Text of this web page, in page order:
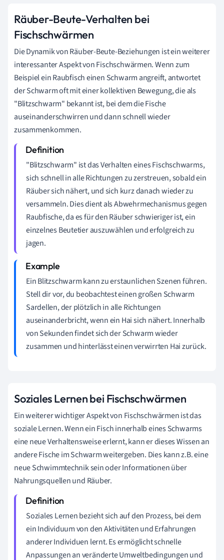
Räuber-Beute-Verhalten bei
Fischschwärmen
Die Dynamik von Räuber-Beute-Beziehungen ist ein weiterer
interessanter Aspekt von Fischschwärmen. Wenn zum
Beispiel ein Raubfisch einen Schwarm angreift, antwortet
der Schwarm oft mit einer kollektiven Bewegung, die als
"Blitzschwarm" bekannt ist, bei dem die Fische
auseinanderschwirren und dann schnell wieder
zusammenkommen.
"Blitzschwarm" ist das Verhalten eines Fischschwarms,
sich schnell in alle Richtungen zu zerstreuen, sobald ein
Räuber sich nähert, und sich kurz danach wieder zu
versammeln. Dies dient als Abwehrmechanismus gegen
Raubfische, da es für den Räuber schwieriger ist, ein
einzelnes Beutetier auszuwählen und erfolgreich zu
jagen.
Ein Blitzschwarm kann zu erstaunlichen Szenen führen.
Stell dir vor, du beobachtest einen großen Schwarm
Sardellen, der plötzlich in alle Richtungen
auseinanderbricht, wenn ein Hai sich nähert. Innerhalb
von Sekunden findet sich der Schwarm wieder
zusammen und hinterlässt einen verwirrten Hai zurück.
Soziales Lernen bei Fischschwärmen
Ein weiterer wichtiger Aspekt von Fischschwärmen ist das
soziale Lernen. Wenn ein Fisch innerhalb eines Schwarms
eine neue Verhaltensweise erlernt, kann er dieses Wissen an
andere Fische im Schwarm weitergeben. Dies kann z.B. eine
neue Schwimmtechnik sein oder Informationen über
Nahrungsquellen und Räuber.
Soziales Lernen bezieht sich auf den Prozess, bei dem
ein Individuum von den Aktivitäten und Erfahrungen
anderer Individuen lernt. Es ermöglicht schnelle
Anpassungen an veränderte Umweltbedingungen und